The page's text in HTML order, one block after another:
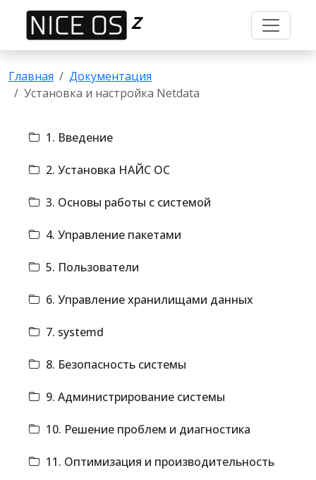
Z
Главная
Документация
Установка и настройка Netdata
1. Введение
2. Установка НАЙС ОС
3. Основы работы с системой
4. Управление пакетами
5. Пользователи
6. Управление хранилищами данных
7. systemd
8. Безопасность системы
9. Администрирование системы
10. Решение проблем и диагностика
11. Оптимизация и производительность